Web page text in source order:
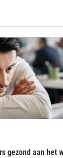
gezond aan het